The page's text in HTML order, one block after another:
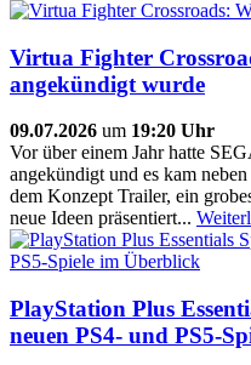
Virtua Fighter
angekündigt wurde
09.07.2026 um 19:20 Uhr
Vor über einem Jahr hatte
angekündigt und es kam
dem Konzept Trailer, ein
neue Ideen präsentiert...
PlayStation Plus
neuen PS4- und PS5-